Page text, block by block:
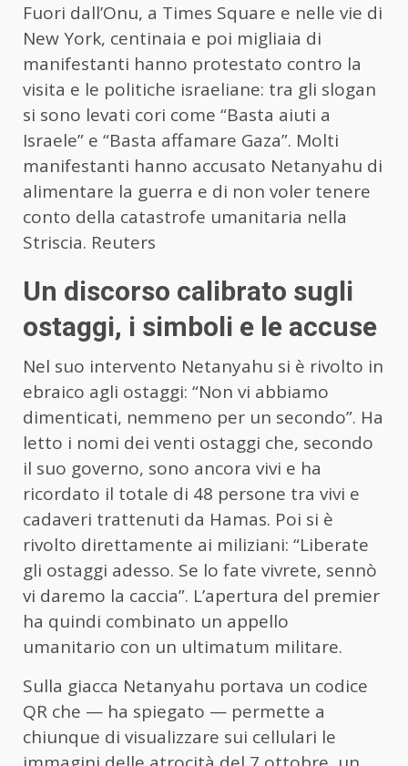
Fuori dall’Onu, a Times Square e nelle vie di
New York, centinaia e poi migliaia di
manifestanti hanno protestato contro la
visita e le politiche israeliane: tra gli slogan
si sono levati cori come “Basta aiuti a
Israele” e “Basta affamare Gaza”. Molti
manifestanti hanno accusato Netanyahu di
alimentare la guerra e di non voler tenere
conto della catastrofe umanitaria nella
Striscia. Reuters
Un discorso calibrato sugli
ostaggi, i simboli e le accuse
Nel suo intervento Netanyahu si è rivolto in
ebraico agli ostaggi: “Non vi abbiamo
dimenticati, nemmeno per un secondo”. Ha
letto i nomi dei venti ostaggi che, secondo
il suo governo, sono ancora vivi e ha
ricordato il totale di 48 persone tra vivi e
cadaveri trattenuti da Hamas. Poi si è
rivolto direttamente ai miliziani: “Liberate
gli ostaggi adesso. Se lo fate vivrete, sennò
vi daremo la caccia”. L’apertura del premier
ha quindi combinato un appello
umanitario con un ultimatum militare.
Sulla giacca Netanyahu portava un codice
QR che — ha spiegato — permette a
chiunque di visualizzare sui cellulari le